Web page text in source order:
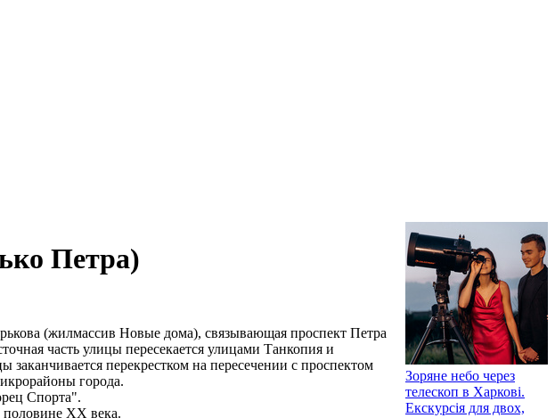
Петра)
(жилмассив Новые дома), связывающая проспект Петра
часть улицы пересекается улицами Танкопия и
перекрестком на пересечении с проспектом
города.
Спорта".
XX века.
Зоряне небо через
телескоп в Харкові.
Екскурсія для двох,